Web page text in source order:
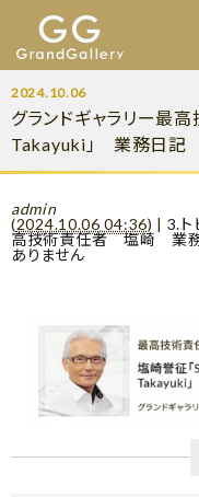
2024.10.06
グランドギャラリー
Takayuki」 業務日記
admin
(2024.10.06 04:36) | 3.ト
高技術責任者 塩崎 業
ありません